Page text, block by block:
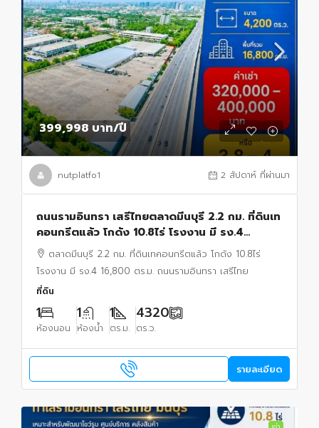
399,998 บาท/ปี
nutplatfo1 2 สัปดาห์ ที่ผ่านมา
ถนนรามอินทรา เสรีไทยตลาดมีนบุรี 2.2 กม. ที่ดินเท
คอนกรีตแล้ว โกดัง 10.8ไร่ โรงงาน มี รง.4
16,800 ตร.ม.
ตลาดมีนบุรี 2.2 กม. ที่ดินเทคอนกรีตแล้ว โกดัง 10.8ไร่
โรงงาน มี รง.4 16,800 ตร.ม. ถนนรามอินทรา เสรีไทย
ที่ดิน
1
ห้องนอน
1
ห้องน้ำ
1
ตร.ม.
4320
ตร.ว.
รายละเอียด